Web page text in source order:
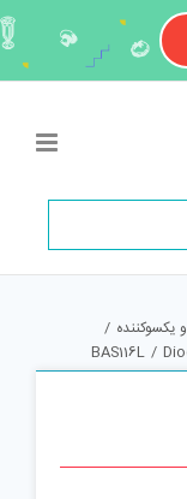
یکسوکننده /
/
BAS116L